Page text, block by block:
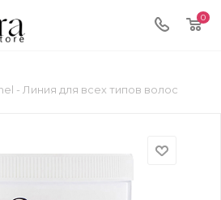
0
- Линия для всех типов волос